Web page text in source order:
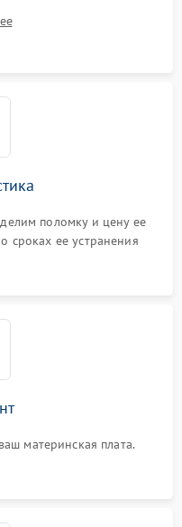
поломку и цену ее
сроках ее устранения
материнская плата.